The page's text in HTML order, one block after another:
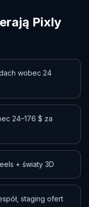
Pixly
wobec 24
24–176 $ za
+ światy 3D
staging ofert